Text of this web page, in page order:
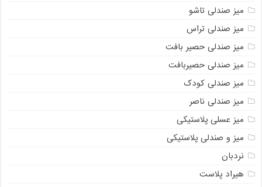
میز صندلی تاشو
میز صندلی تراس
میز صندلی حصیر بافت
میز صندلی حصیربافت
میز صندلی کودک
میز صندلی ناصر
میز عسلی پلاستیکی
میز و صندلی پلاستیکی
نردبان
هیراد پلاست